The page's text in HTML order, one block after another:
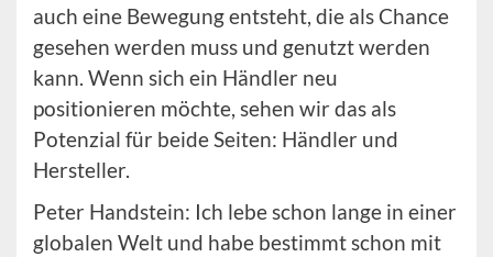
auch eine Bewegung entsteht, die als Chance
gesehen werden muss und genutzt werden
kann. Wenn sich ein Händler neu
positionieren möchte, sehen wir das als
Potenzial für beide Seiten: Händler und
Hersteller.
Peter Handstein: Ich lebe schon lange in einer
globalen Welt und habe bestimmt schon mit